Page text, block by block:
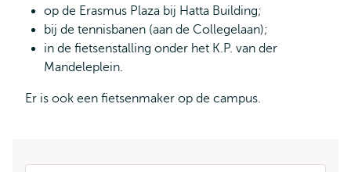
op de Erasmus Plaza bij Hatta Building;
bij de tennisbanen (aan de Collegelaan);
in de fietsenstalling onder het K.P. van der
Mandeleplein.
Er is ook een fietsenmaker op de campus.